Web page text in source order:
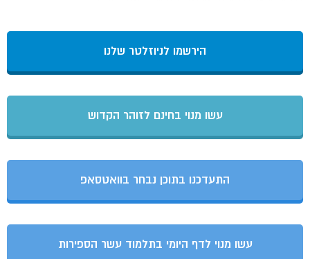
הירשמו לניוזלטר שלנו
עשו מנוי בחינם לזוהר הקדוש
התעדכנו בתוכן נבחר בוואטסאפ
עשו מנוי לדף היומי בתלמוד עשר הספירות